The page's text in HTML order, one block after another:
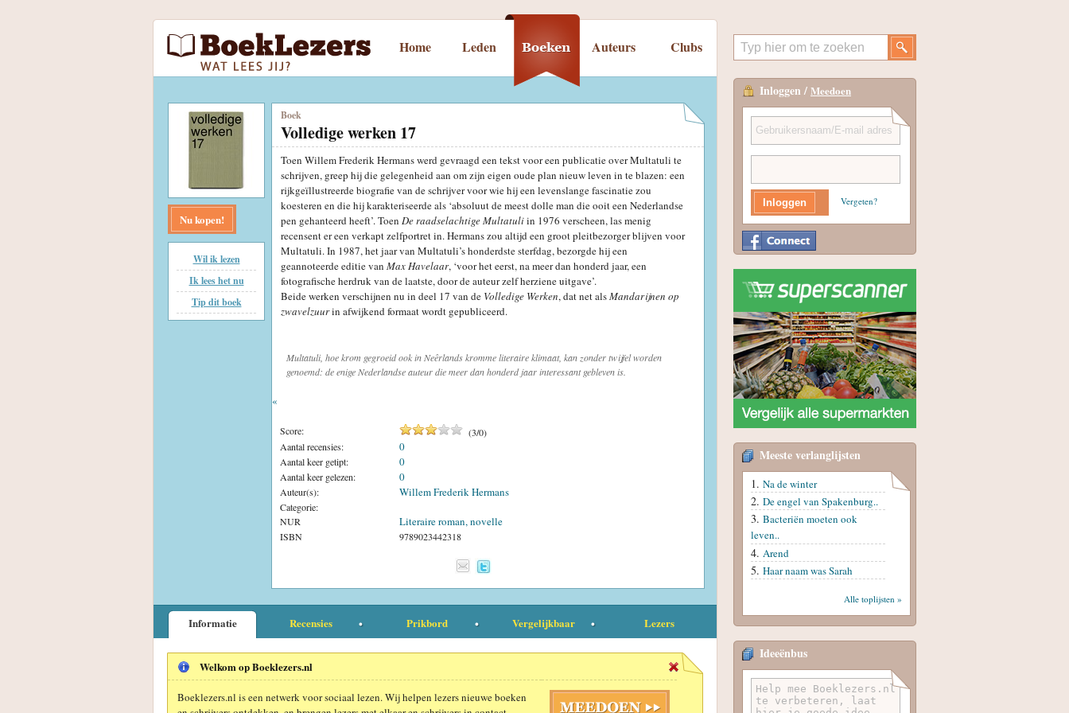
Home Leden Auteurs Clubs
Nu kopen!
Wil ik lezen
Ik lees het nu
Tip dit boek
Boek
Volledige werken 17
Toen Willem Frederik Hermans werd gevraagd een tekst voor een publicatie over Multatuli te
schrijven, greep hij die gelegenheid aan om zijn eigen oude plan nieuw leven in te blazen: een
rijkgeïllustreerde biografie van de schrijver voor wie hij een levenslange fascinatie zou
koesteren en die hij karakteriseerde als ‘absoluut de meest dolle man die ooit een Nederlandse
pen gehanteerd heeft’. Toen De raadselachtige Multatuliin 1976 verscheen, las menig
recensent er een verkapt zelfportret in. Hermans zou altijd een groot pleitbezorger blijven voor
Multatuli. In 1987, het jaar van Multatuli’s honderdste sterfdag, bezorgde hij een
geannoteerde editie van Max Havelaar, ‘voor het eerst, na meer dan honderd jaar, een
fotografische herdruk van de laatste, door de auteur zelf herziene uitgave’.
Beide werken verschijnen nu in deel 17 van de Volledige Werken, dat net alsMandarijnen op
zwavelzuurin afwijkend formaat wordt gepubliceerd.
Multatuli, hoe krom gegroeid ook in Neêrlands kromme literaire klimaat, kan zonder twijfel worden
genoemd: de enige Nederlandse auteur die meer dan honderd jaar interessant gebleven is.
«
Score: (3/0)
Aantal recensies:
0
Aantal keer getipt: 0
Aantal keer gelezen: 0
Auteur(s): Willem Frederik Hermans
Categorie:
NUR
Literaire roman, novelle
ISBN 9789023442318
Informatie Recensies Prikbord Vergelijkbaar Lezers
Welkom op Boeklezers.nl
Boeklezers.nl is een netwerk voor sociaal lezen. Wij helpen lezers nieuwe boeken
Inloggen / Meedoen
Vergeten?
Meeste verlanglijsten
Na de winter
De engel van Spakenburg..
Bacteriën moeten ook
leven..
Arend
Haar naam was Sarah
Alle toplijsten »
Ideeënbus